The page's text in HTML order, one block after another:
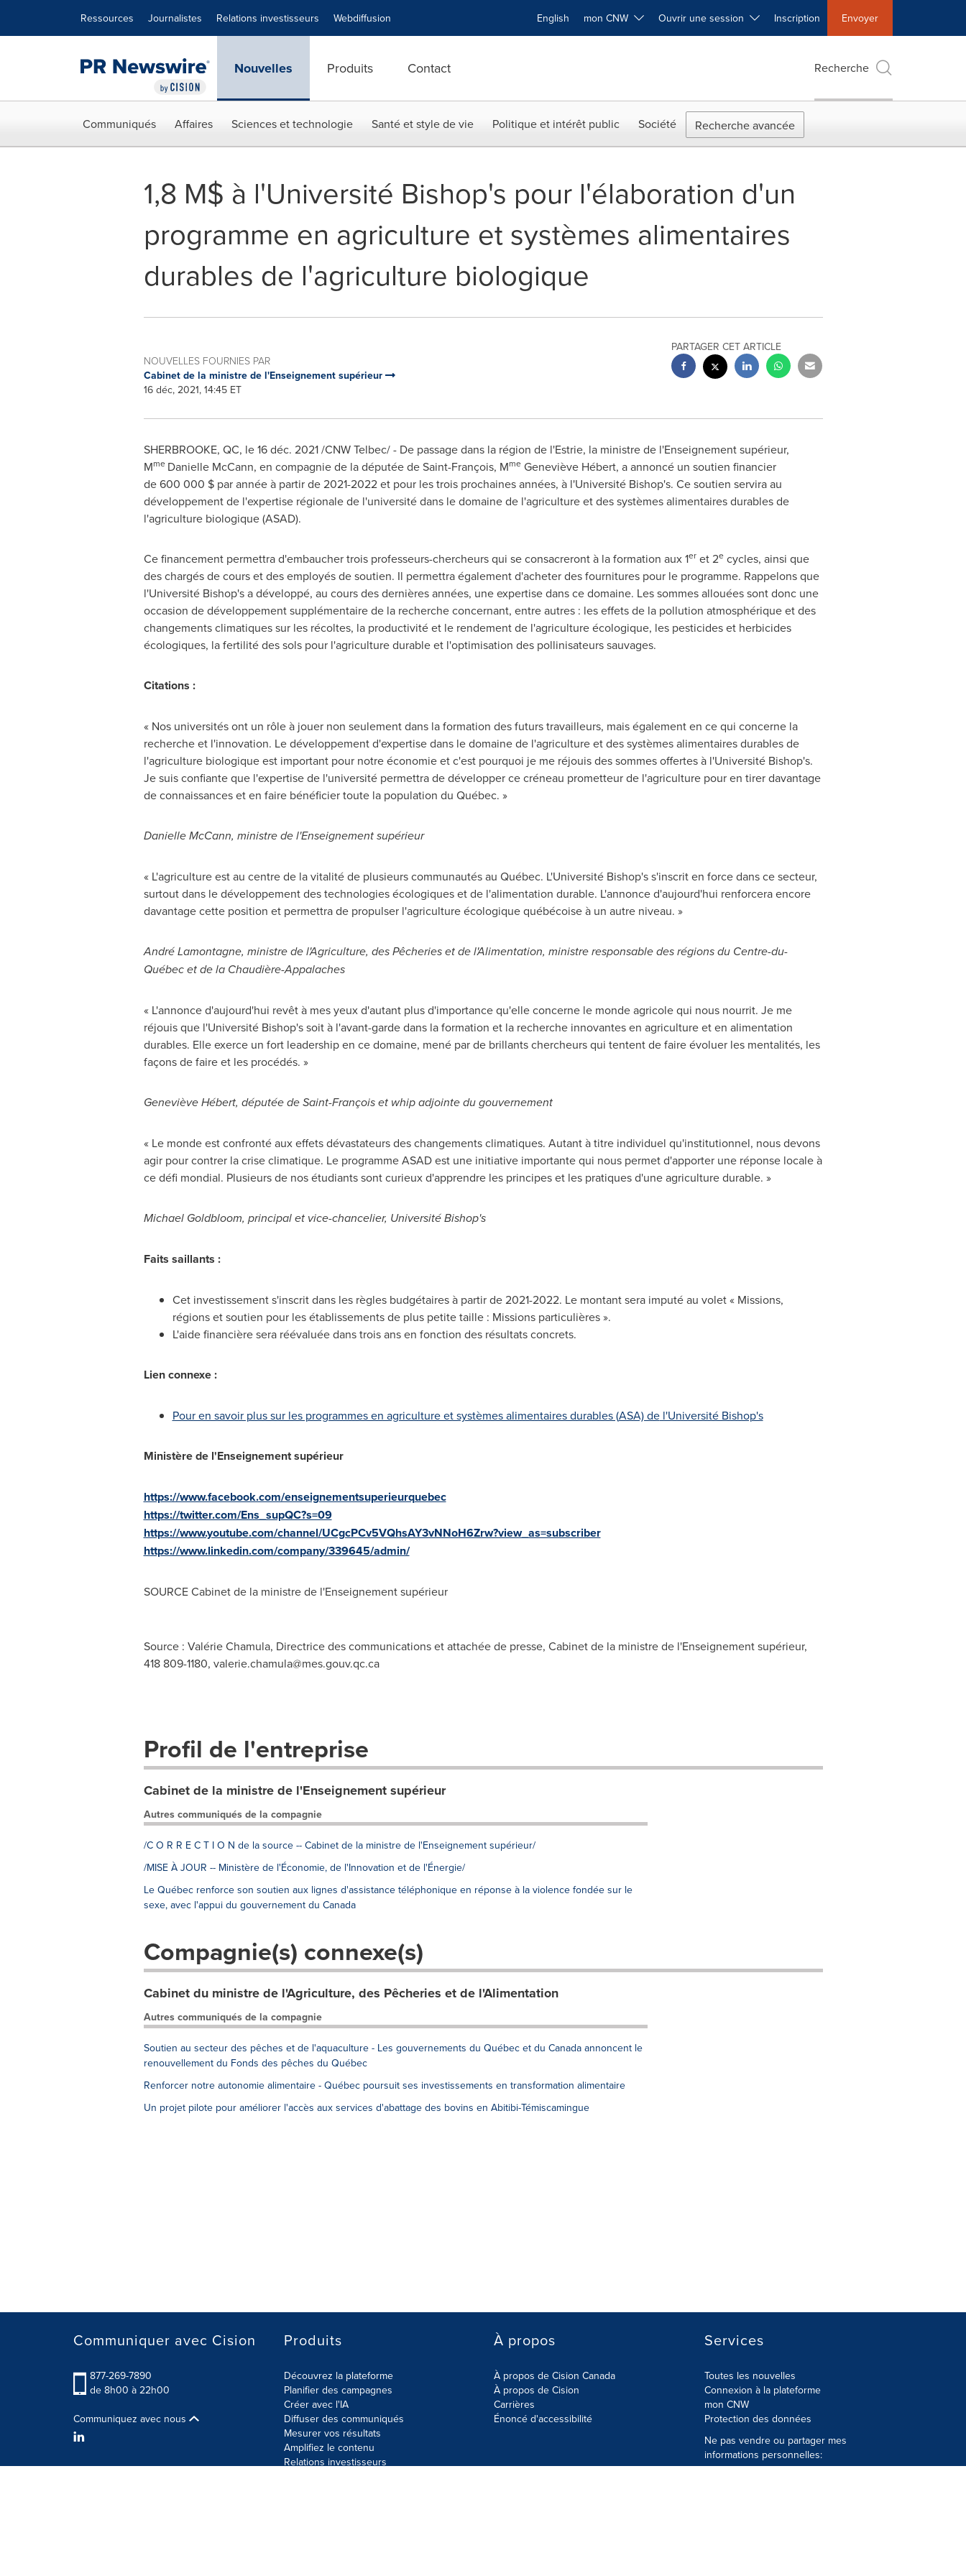
Ressources Journalistes Relations investisseurs Webdiffusion English mon CNW Ouvrir une session Inscription Envoyer
Nouvelles Produits Contact Recherche
Communiqués Affaires Sciences et technologie Santé et style de vie Politique et intérêt public Société Recherche avancée
1,8 M$ à l'Université Bishop's pour l'élaboration d'un
programme en agriculture et systèmes alimentaires
durables de l'agriculture biologique
NOUVELLES FOURNIES PAR
Cabinet de la ministre de l'Enseignement supérieur
16 déc, 2021, 14:45 ET
PARTAGER CET ARTICLE
SHERBROOKE, QC, le 16 déc. 2021/CNW Telbec/ - De passage dans la région de l'Estrie, la ministre de l'Enseignement supérieur,
Mme Danielle McCann, en compagnie de la députée de Saint-François, MmeGeneviève Hébert, a annoncé un soutien financier
de 600 000 $ par année à partir de 2021-2022 etpour les trois prochaines années, à l'Université Bishop's. Ce soutien servira au
développement de l'expertise régionale de l'université dans le domaine de l'agriculture et des systèmes alimentaires durables de
l'agriculture biologique (ASAD).
Ce financement permettra d'embaucher trois professeurs-chercheurs qui se consacreront à la formation aux 1eret 2ecycles, ainsi que
des chargés de cours et des employés de soutien. Il permettra également d'acheter des fournitures pour le programme. Rappelons que
l'Université Bishop's a développé, au cours des dernières années, une expertise dans ce domaine. Les sommes allouées sont donc une
occasion de développement supplémentaire de la recherche concernant, entre autres : les effets de la pollution atmosphérique et des
changements climatiques sur les récoltes, la productivité et le rendement de l'agriculture écologique, les pesticides et herbicides
écologiques, la fertilité des sols pour l'agriculture durable et l'optimisation des pollinisateurs sauvages.
Citations :
« Nos universités ont un rôle à jouer non seulement dans la formation des futurs travailleurs, mais également en ce qui concerne la
recherche et l'innovation. Le développement d'expertise dans le domaine de l'agriculture et des systèmes alimentaires durables de
l'agriculture biologique est important pour notre économie et c'est pourquoi je me réjouis des sommes offertes à l'Université Bishop's.
Je suis confiante que l'expertise de l'université permettra de développer ce créneau prometteur de l'agriculture pour en tirer davantage
de connaissances et en faire bénéficier toute la population du Québec. »
Danielle McCann, ministre de l'Enseignement supérieur
« L'agriculture est au centre de la vitalité de plusieurs communautés au Québec. L'Université Bishop's s'inscrit en force dans ce secteur,
surtout dans le développement des technologies écologiques et de l'alimentation durable. L'annonce d'aujourd'hui renforcera encore
davantage cette position et permettra de propulser l'agriculture écologique québécoise à un autre niveau. »
André Lamontagne, ministre de l'Agriculture, des Pêcheries et de l'Alimentation, ministre responsable des régions du Centre-du-
Québec et de la Chaudière-Appalaches
« L'annonce d'aujourd'hui revêt à mes yeux d'autant plus d'importance qu'elle concerne le monde agricole qui nous nourrit. Je me
réjouis que l'Université Bishop's soit à l'avant-garde dans la formation et la recherche innovantes en agriculture et en alimentation
durables. Elle exerce un fort leadership en ce domaine, mené par de brillants chercheurs qui tentent de faire évoluer les mentalités, les
façons de faire et les procédés. »
Geneviève Hébert, députée de Saint-François et whip adjointe du gouvernement
« Le monde est confronté aux effets dévastateurs des changements climatiques. Autant à titre individuel qu'institutionnel, nous devons
agir pour contrer la crise climatique. Le programme ASAD est une initiative importante qui nous permet d'apporter une réponse locale à
ce défi mondial. Plusieurs de nos étudiants sont curieux d'apprendre les principes et les pratiques d'une agriculture durable. »
Michael Goldbloom, principal et vice-chancelier, Université Bishop's
Faits saillants :
Cet investissement s'inscrit dans les règles budgétaires à partir de 2021-2022. Le montant sera imputé au volet « Missions,
régions et soutien pour les établissements de plus petite taille : Missions particulières ».
L'aide financière sera réévaluée dans trois ans en fonction des résultats concrets.
Lien connexe :
Pour en savoir plus sur les programmes en agriculture et systèmes alimentaires durables (ASA) del'Université Bishop's
Ministère de l'Enseignement supérieur
https://www.facebook.com/enseignementsuperieurquebec
https://twitter.com/Ens_supQC?s=09
https://www.youtube.com/channel/UCgcPCv5VQhsAY3vNNoH6Zrw?view_as=subscriber
https://www.linkedin.com/company/339645/admin/
SOURCE Cabinet de la ministre de l'Enseignement supérieur
Source : Valérie Chamula, Directrice des communications et attachée de presse, Cabinet de la ministre de l'Enseignement supérieur,
418 809-1180, valerie.chamula@mes.gouv.qc.ca
Profil de l'entreprise
Cabinet de la ministre de l'Enseignement supérieur
Autres communiqués de la compagnie
/C O R R E C T I O N de la source -- Cabinet de la ministre de l'Enseignement supérieur/
/MISE À JOUR -- Ministère de l'Économie, de l'Innovation et de l'Énergie/
Le Québec renforce son soutien aux lignes d'assistance téléphonique en réponse à la violence fondée sur le
sexe, avec l'appui du gouvernement du Canada
Compagnie(s) connexe(s)
Cabinet du ministre de l'Agriculture, des Pêcheries et de l'Alimentation
Autres communiqués de la compagnie
Soutien au secteur des pêches et de l'aquaculture - Les gouvernements du Québec et du Canada annoncent le
renouvellement du Fonds des pêches du Québec
Renforcer notre autonomie alimentaire - Québec poursuit ses investissements en transformation alimentaire
Un projet pilote pour améliorer l'accès aux services d'abattage des bovins en Abitibi-Témiscamingue
Communiquer avec Cision
877-269-7890
de 8h00 à 22h00
Communiquez avec nous
Produits
Découvrez la plateforme
Planifier des campagnes
Créer avec l'IA
Diffuser des communiqués
Mesurer vos résultats
Amplifiez le contenu
Relations investisseurs
À propos
À propos de Cision Canada
À propos de Cision
Carrières
Énoncé d'accessibilité
Services
Toutes les nouvelles
Connexion à la plateforme
mon CNW
Protection des données
Ne pas vendre ou partager mes
informations personnelles: